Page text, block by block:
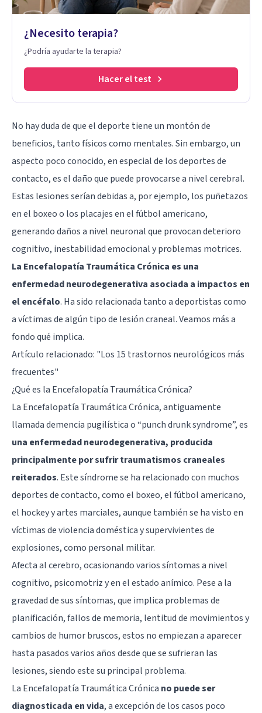
¿Necesito terapia?
¿Podría ayudarte la terapia?
Hacer el test
No hay duda de que el deporte tiene un montón de
beneficios, tanto físicos como mentales. Sin embargo, un
aspecto poco conocido, en especial de los deportes de
contacto, es el daño que puede provocarse a nivel cerebral.
Estas lesiones serían debidas a, por ejemplo, los puñetazos
en el boxeo o los placajes en el fútbol americano,
generando daños a nivel neuronal que provocan deterioro
cognitivo, inestabilidad emocional y problemas motrices.
La Encefalopatía Traumática Crónica es una
enfermedad neurodegenerativa asociada a impactos en
el encéfalo. Ha sido relacionada tanto a deportistas como
a víctimas de algún tipo de lesión craneal. Veamos más a
fondo qué implica.
Artículo relacionado: "Los 15 trastornos neurológicos más
frecuentes"
¿Qué es la Encefalopatía Traumática Crónica?
La Encefalopatía Traumática Crónica, antiguamente
llamada demencia pugilística o “punch drunk syndrome”, es
una enfermedad neurodegenerativa, producida
principalmente por sufrir traumatismos craneales
reiterados. Este síndrome se ha relacionado con muchos
deportes de contacto, como el boxeo, el fútbol americano,
el hockey y artes marciales, aunque también se ha visto en
víctimas de violencia doméstica y supervivientes de
explosiones, como personal militar.
Afecta al cerebro, ocasionando varios síntomas a nivel
cognitivo, psicomotriz y en el estado anímico. Pese a la
gravedad de sus síntomas, que implica problemas de
planificación, fallos de memoria, lentitud de movimientos y
cambios de humor bruscos, estos no empiezan a aparecer
hasta pasados varios años desde que se sufrieran las
lesiones, siendo este su principal problema.
La Encefalopatía Traumática Crónica no puede ser
diagnosticada en vida, a excepción de los casos poco